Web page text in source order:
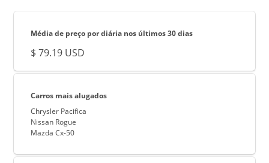
Média de preço por diária nos últimos 30 dias
$ 79.19 USD
Carros mais alugados
Chrysler Pacifica
Nissan Rogue
Mazda Cx-50